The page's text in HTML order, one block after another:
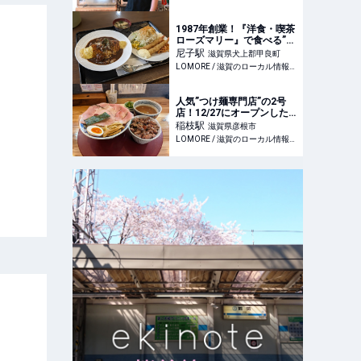
1987年創業！『洋食・喫茶
ローズマリー』で食べる”昔
ながらの洋食ランチ” / 犬上
郡甲良町
尼子駅 滋賀県犬上郡甲良町
LOMORE / 滋賀のローカル情報を発信するWEBメディア
人気”つけ麺専門店”の2号
店！12/27にオープンした
『近江つけ麺きなり はな
れ』 / 彦根市彦富町
稲枝駅 滋賀県彦根市
LOMORE / 滋賀のローカル情報を発信するWEBメディア